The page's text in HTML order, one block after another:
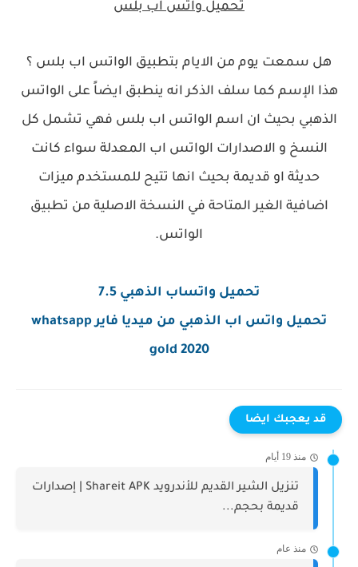
تحميل واتس اب بلس
هل سمعت يوم من الايام بتطبيق الواتس اب بلس ؟
هذا الإسم كما سلف الذكر انه ينطبق ايضاً على الواتس
الذهبي بحيث ان اسم الواتس اب بلس فهي تشمل كل
النسخ و الاصدارات الواتس اب المعدلة سواء كانت
حديثة او قديمة بحيث انها تتيح للمستخدم ميزات
اضافية الغير المتاحة في النسخة الاصلية من تطبيق
الواتس.
تحميل واتساب الذهبي 7.5
تحميل واتس اب الذهبي من ميديا فاير whatsapp
gold 2020
قد يعجبك ايضا
منذ 19 أيام
تنزيل الشير القديم للأندرويد Shareit APK | إصدارات
قديمة بحجم...
منذ عام